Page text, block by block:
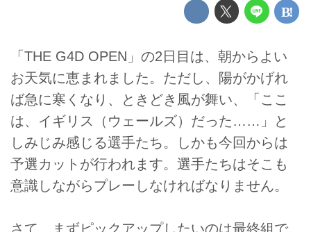
「THE G4D OPEN」の2日目は、朝からよい
お天気に恵まれました。ただし、陽がかげれ
ば急に寒くなり、ときどき風が舞い、「ここ
は、イギリス（ウェールズ）だった……」と
しみじみ感じる選手たち。しかも今回からは
予選カットが行われます。選手たちはそこも
意識しながらプレーしなければなりません。
さて、まずピックアップしたいのは最終組で